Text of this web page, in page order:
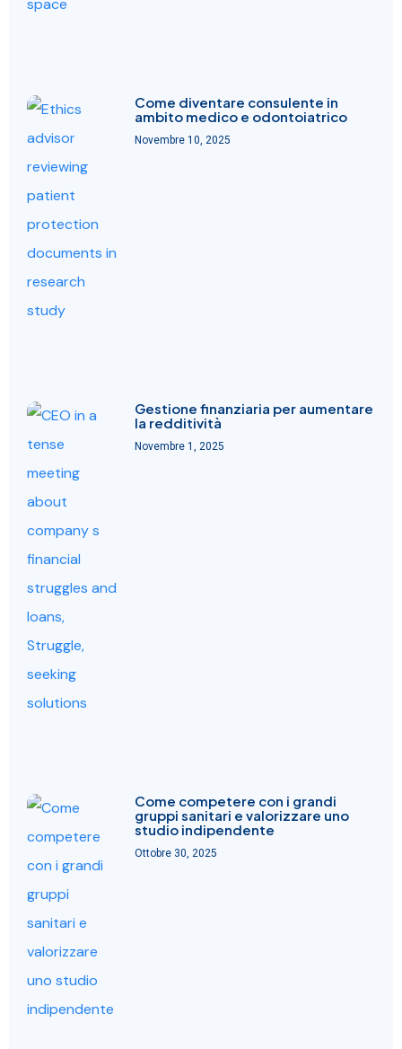
Come diventare consulente in
ambito medico e odontoiatrico
Novembre 10, 2025
Gestione finanziaria per aumentare
la redditività
Novembre 1, 2025
Come competere con i grandi
gruppi sanitari e valorizzare uno
studio indipendente
Ottobre 30, 2025